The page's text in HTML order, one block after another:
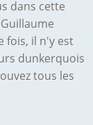
dans cette
fois, il n'y est
dunkerquois
tous les